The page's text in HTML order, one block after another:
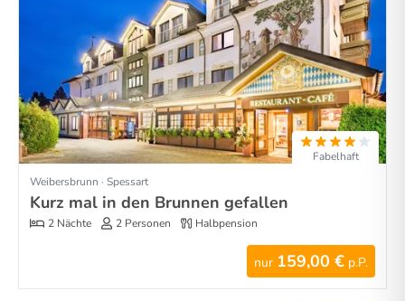
Fabelhaft
Weibersbrunn · Spessart
Kurz mal in den Brunnen gefallen
2 Nächte 2 Personen Halbpension
nur 159,00 € p.P.